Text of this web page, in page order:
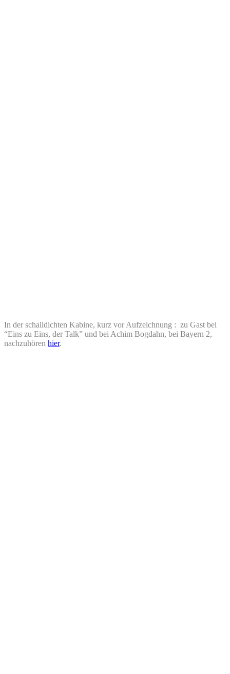
In der schalldichten Kabine, kurz vor Aufzeichnung : zu Gast bei
“Eins zu Eins, der Talk” und bei Achim Bogdahn, bei Bayern 2,
nachzuhören hier.